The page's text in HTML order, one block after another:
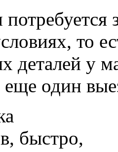
то
деталей у
еще один